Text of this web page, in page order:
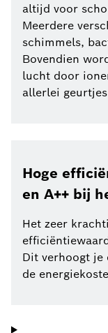
altijd voor
Meerdere
schimmels,
Bovendien
lucht door
allerlei
Hoge
en A++ bij
Het zeer
Dit verhoogt
de